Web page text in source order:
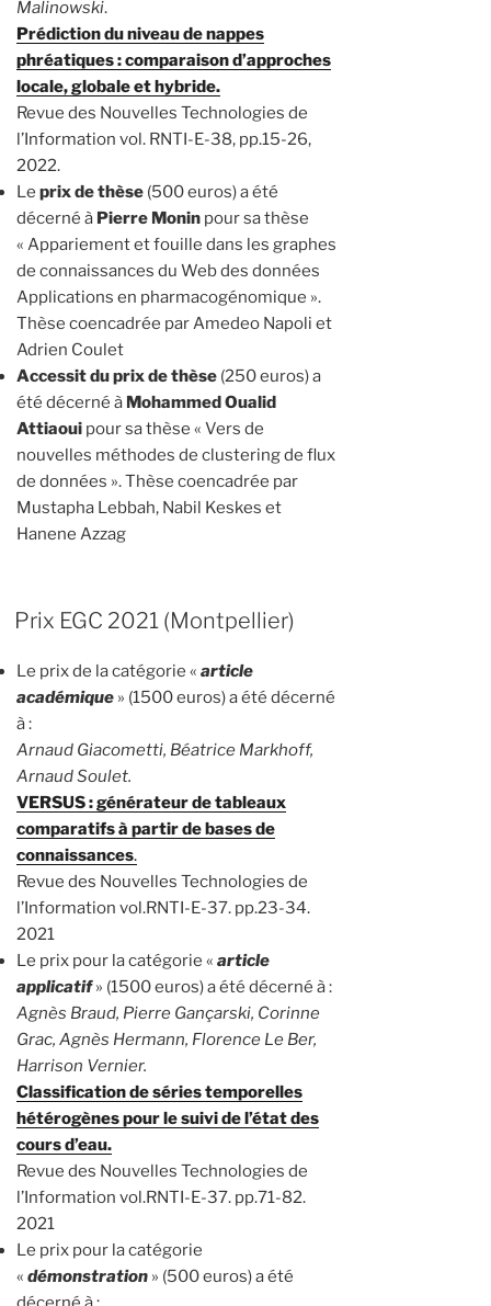
Malinowski.
Prédiction du niveau de nappes
phréatiques : comparaison d’approches
locale, globale et hybride.
Revue des Nouvelles Technologies de
l’Information vol. RNTI-E-38, pp.15-26,
2022.
Le prix de thèse (500 euros) a été
décerné à Pierre Monin pour sa thèse
« Appariement et fouille dans les graphes
de connaissances du Web des données
Applications en pharmacogénomique ».
Thèse coencadrée par Amedeo Napoli et
Adrien Coulet
Accessit du prix de thèse (250 euros) a
été décerné à Mohammed Oualid
Attiaoui pour sa thèse « Vers de
nouvelles méthodes de clustering de flux
de données ». Thèse coencadrée par
Mustapha Lebbah, Nabil Keskes et
Hanene Azzag
Prix EGC 2021 (Montpellier)
Le prix de la catégorie « article
académique » (1500 euros) a été décerné
à :
Arnaud Giacometti, Béatrice Markhoff,
Arnaud Soulet.
VERSUS : générateur de tableaux
comparatifs à partir de bases de
connaissances.
Revue des Nouvelles Technologies de
l’Information vol.RNTI-E-37. pp.23-34.
2021
Le prix pour la catégorie « article
applicatif» (1500 euros) a été décerné à :
Agnès Braud, Pierre Gançarski, Corinne
Grac, Agnès Hermann, Florence Le Ber,
Harrison Vernier.
Classification de séries temporelles
hétérogènes pour le suivi de l’état des
cours d’eau.
Revue des Nouvelles Technologies de
l’Information vol.RNTI-E-37. pp.71-82.
2021
Le prix pour la catégorie
« démonstration » (500 euros) a été